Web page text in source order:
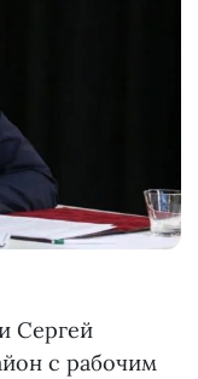
Сергей
с рабочим